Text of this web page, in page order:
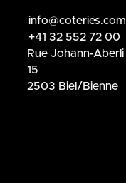
info@coteries.com
+41 32 552 72 00
Rue Johann-Aberli
15
2503 Biel/Bienne